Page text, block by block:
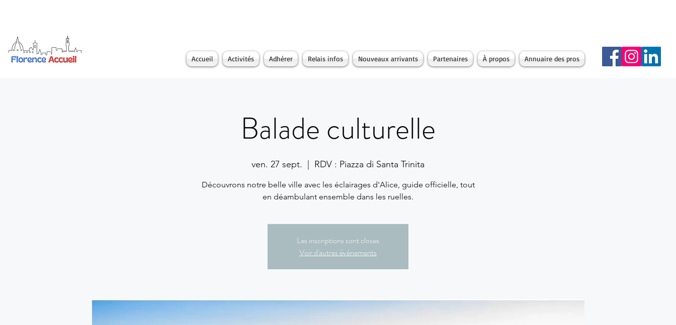
Accueil Activités Adhérer Relais infos Nouveaux arrivants Partenaires À propos Annuaire des pros
Balade culturelle
ven. 27 sept. RDV : Piazza di Santa Trinita
Découvrons notre belle ville avec les éclairages d'Alice, guide officielle, tout
en déambulant ensemble dans les ruelles.
Les inscriptions sont closes
Voir d'autres événements